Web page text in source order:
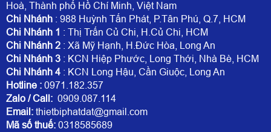
Hoà, Thành phố Hồ Chí Minh, Việt Nam
Chi Nhánh : 988 Huỳnh Tấn Phát, P.Tân Phú, Q.7, HCM
Chi Nhánh 1 : Thị Trấn Củ Chi, H.Củ Chi, HCM
Chi Nhánh 2 : Xã Mỹ Hạnh, H.Đức Hòa, Long An
Chi Nhánh 3 : KCN Hiệp Phước, Long Thới, Nhà Bè, HCM
Chi Nhánh 4 : KCN Long Hậu, Cần Giuộc, Long An
Hotline : 0971.182.357
Zalo / Call: 0909.087.114
Email: thietbiphatdat@gmail.com
Mã số thuế: 0318585689